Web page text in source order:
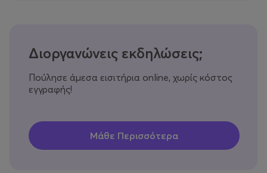
Διοργανώνεις εκδηλώσεις;
Πούλησε άμεσα εισιτήρια online, χωρίς κόστος
εγγραφής!